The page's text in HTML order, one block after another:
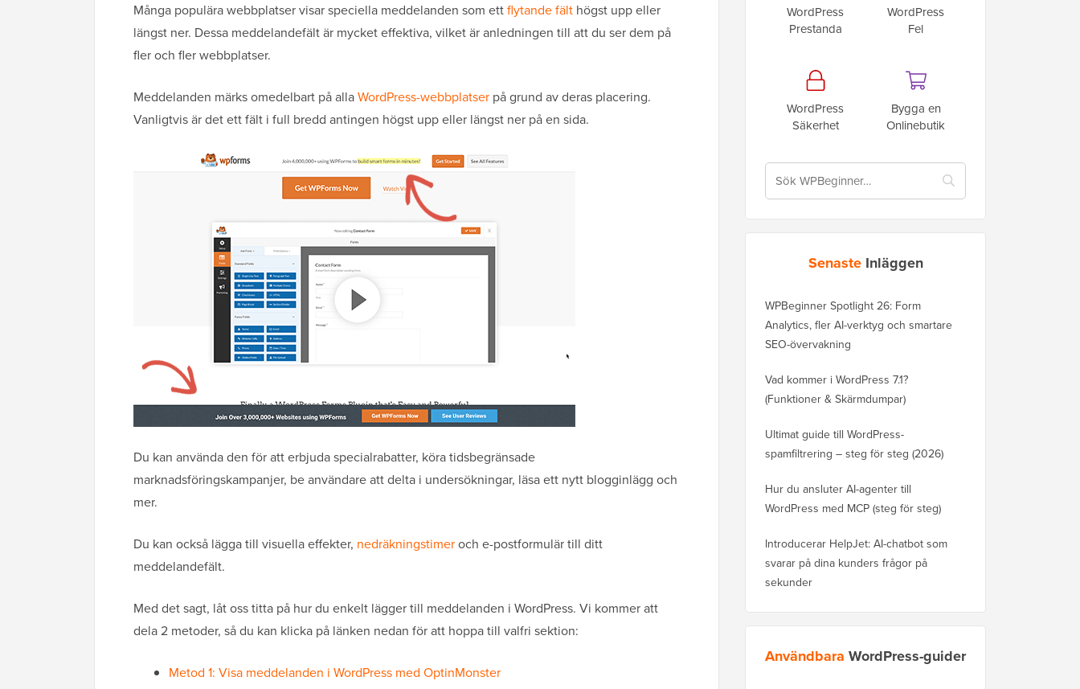
Många populära webbplatser visar speciella meddelanden som ettflytande fält högst upp eller
längst ner. Dessa meddelandefält är mycket effektiva, vilket är anledningen till att du ser dem på
fler och fler webbplatser.
Meddelanden märks omedelbart på allaWordPress-webbplatser på grund av deras placering.
Vanligtvis är det ett fält i full bredd antingen högst upp eller längst ner på en sida.
Du kan använda den för att erbjuda specialrabatter, köra tidsbegränsade
marknadsföringskampanjer, be användare att delta i undersökningar, läsa ett nytt blogginlägg och
mer.
Du kan också lägga till visuella effekter, nedräkningstimeroch e-postformulär till ditt
meddelandefält.
Med det sagt, låt oss titta på hur du enkelt lägger till meddelanden i WordPress. Vi kommer att
dela 2 metoder, så du kan klicka på länken nedan för att hoppa till valfri sektion:
Metod 1: Visa meddelanden i WordPress med OptinMonster
WordPress
Prestanda
WordPress
Fel
WordPress
Säkerhet
Bygga en
Onlinebutik
Senaste Inläggen
WPBeginner Spotlight 26: Form
Analytics, fler AI-verktyg och smartare
SEO-övervakning
Vad kommer i WordPress 7.1?
(Funktioner & Skärmdumpar)
Ultimat guide till WordPress-
spamfiltrering – steg för steg (2026)
Hur du ansluter AI-agenter till
WordPress med MCP (steg för steg)
Introducerar HelpJet: AI-chatbot som
svarar på dina kunders frågor på
sekunder
Användbara WordPress-guider